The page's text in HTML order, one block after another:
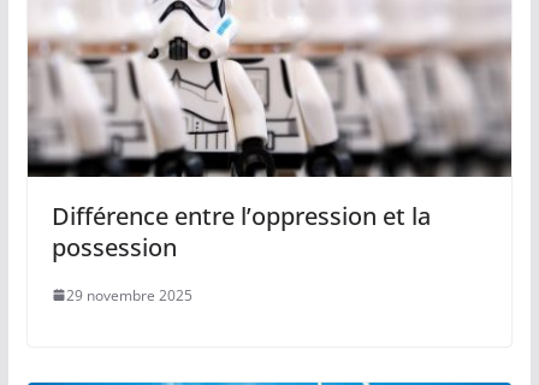
Différence entre l’oppression et la
possession
29 novembre 2025